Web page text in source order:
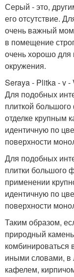
Серый - это,
его отсутствие.
очень важный
в помещение
очень хорошо для
окружения.
Seraya - Plitka - v -
Для подобных
плиткой
отделке крупным
идентичную по
поверхности
Для подобных
плитки большого
применении
идентичную по
поверхности
Таким образом,
природный
комбинироваться
иными словами, в
кафелем,